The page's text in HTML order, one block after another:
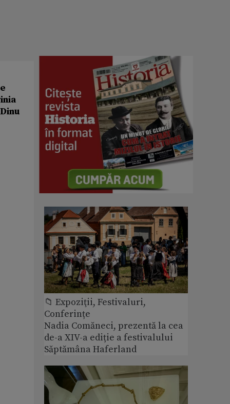
📁 Expoziţii, Festivaluri,
Conferințe
Nadia Comăneci, prezentă la cea
de-a XIV-a ediție a festivalului
Săptămâna Haferland